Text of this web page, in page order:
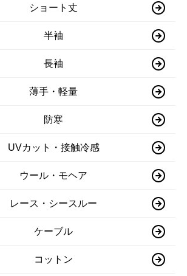
ショート丈
半袖
長袖
薄手・軽量
防寒
UVカット・接触冷感
ウール・モヘア
レース・シースルー
ケーブル
コットン